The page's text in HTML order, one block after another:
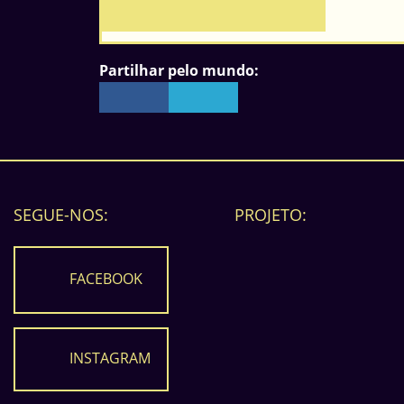
Partilhar pelo mundo:
SEGUE-NOS:
FACEBOOK
INSTAGRAM
PROJETO: